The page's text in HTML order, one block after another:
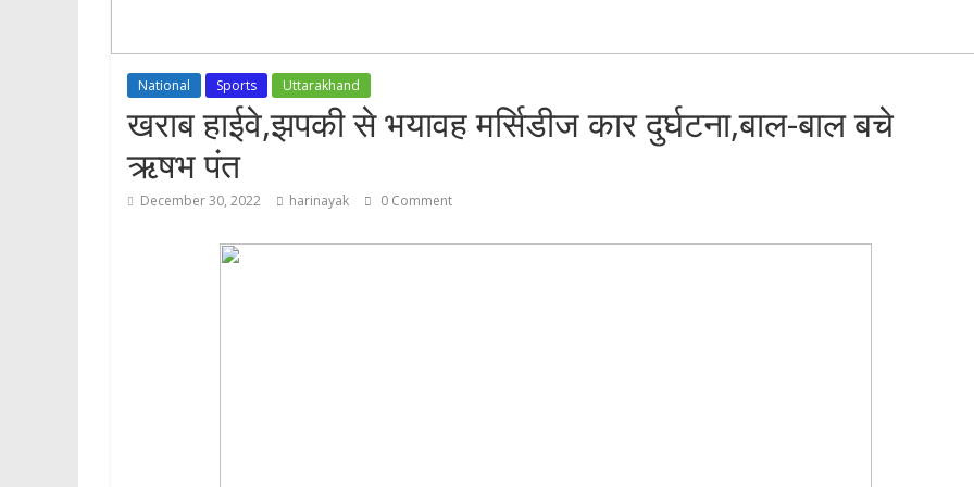
National Sports Uttarakhand
खराब हाईवे,झपकी से भयावह मर्सिडीज कार दुर्घटना,बाल-बाल बचे
ऋषभ पंत
December 30, 2022 harinayak 0 Comment